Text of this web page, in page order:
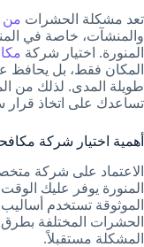
تعد مشكلة الحشرات من
والمنشآت، خاصة في
المنورة. اختيار شركة
المكان فقط، بل يحافظ
طويلة المدى. لذلك من
تساعدك على اتخاذ
أهمية اختيار شركة
الاعتماد على شركة
المنورة يوفر عليك
الموثوقة تستخدم
الحشرات المختلفة
المشكلة مستقبلاً.